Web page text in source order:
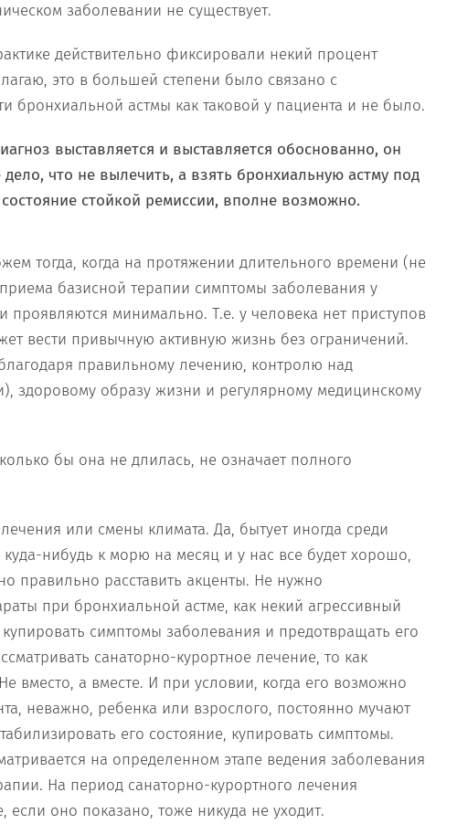
заболевании не существует.
действительно фиксировали некий процент
это в большей степени было связано с
бронхиальной астмы как таковой у пациента и не было.
выставляется и выставляется обоснованно, он
что не вылечить, а взять бронхиальную астму под
стойкой ремиссии, вполне возможно.
тогда, когда на протяжении длительного времени (не
базисной терапии симптомы заболевания у
проявляются минимально. Т.е. у человека нет приступов
вести привычную активную жизнь без ограничений.
правильному лечению, контролю над
здоровому образу жизни и регулярному медицинскому
бы она не длилась, не означает полного
или смены климата. Да, бытует иногда среди
нибудь к морю на месяц и у нас все будет хорошо,
правильно расставить акценты. Не нужно
при бронхиальной астме, как некий агрессивный
симптомы заболевания и предотвращать его
санаторно-курортное лечение, то как
вместо, а вместе. И при условии, когда его возможно
неважно, ребенка или взрослого, постоянно мучают
его состояние, купировать симптомы.
на определенном этапе ведения заболевания
На период санаторно-курортного лечения
оно показано, тоже никуда не уходит.